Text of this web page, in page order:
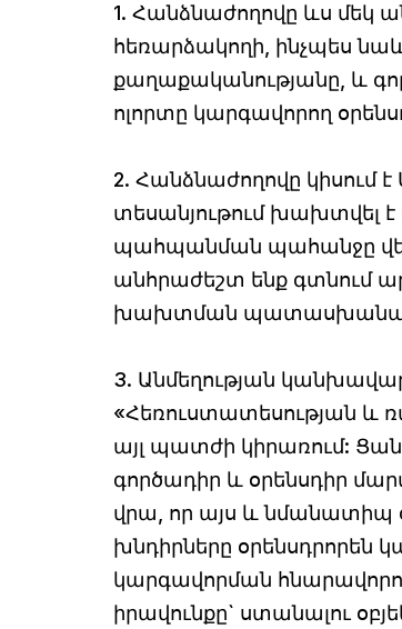
1. Հանձնաժողովը ևս մեկ
հեռարձակողի, ինչպես
քաղաքականությանը, և
ոլորտը կարգավորող
2. Հանձնաժողովը կիսում
տեսանյութում խախտվել
պահպանման պահանջը
անհրաժեշտ ենք գտնում
խախտման
3. Անմեղության
«Հեռուստատեսության և
այլ պատժի կիրառում:
գործադիր և օրենսդիր
վրա, որ այս և նմանատիպ
խնդիրները օրենսդրորեն
կարգավորման
իրավունքը` ստանալու